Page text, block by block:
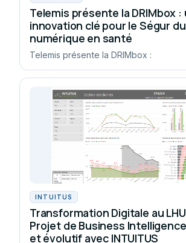
Telemis présente la DRIMbox :
innovation clé pour le Ségur du
numérique en santé
Telemis présente la DRIMbox :
INTUITUS
Transformation Digitale au
Projet de Business
et évolutif avec INTUITUS